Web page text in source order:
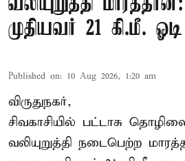
முதியவர் 21 கி.மீ.
Published on: 10 Aug 2026, 1:20 am
விருதுநகர்,
சிவகாசியில் பட்டாசு
வலியுறுத்தி நடைபெற்ற